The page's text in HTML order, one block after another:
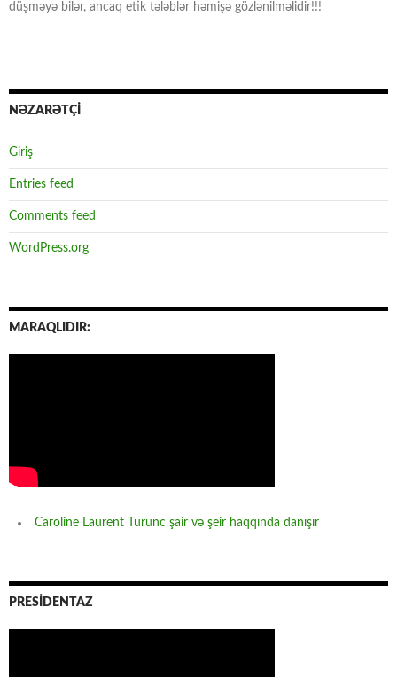
düşməyə bilər, ancaq etik tələblər həmişə gözlənilməlidir!!!
NƏZARƏTÇİ
Giriş
Entries feed
Comments feed
WordPress.org
MARAQLIDIR:
Caroline Laurent Turunc şair və şeir haqqında danışır
PRESİDENTAZ